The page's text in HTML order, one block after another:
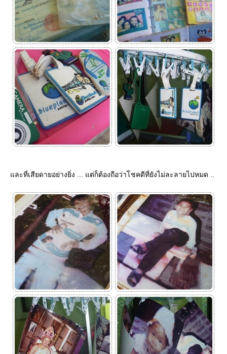
ละที่เสียดายอย่างยิ่ง ... แต่ก็ต้องถือว่าโชคดีที่ยังไม่ละลายไปหมด ..